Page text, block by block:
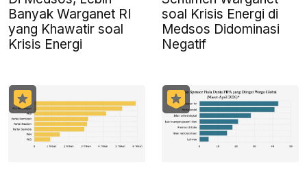
Banyak Warganet RI
yang Khawatir soal
Krisis Energi
soal Krisis Energi di
Medsos Didominasi
Negatif